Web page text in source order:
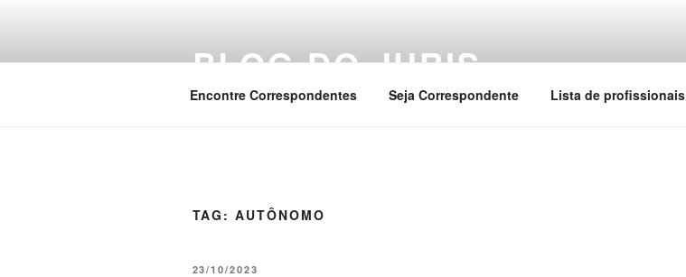
BLOG DO JURIS
Encontre Correspondentes Seja Correspondente Lista de profissionais
TAG:AUTÔNOMO
PUBLICADO
23/10/2023